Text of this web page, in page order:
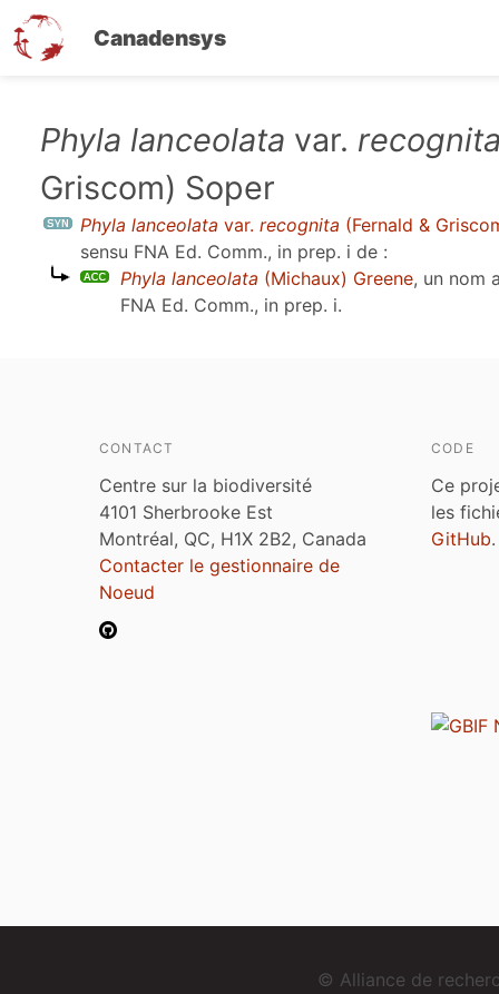
Canadensys
contenu
Phyla lanceolata var.
Griscom) Soper
Phyla lanceolata var. recognita (Fernald &
sensu FNA Ed. Comm., in prep. i de :
Phyla lanceolata (Michaux) Greene, un nom
FNA Ed. Comm., in prep. i.
CONTACT
Centre sur la biodiversité
4101 Sherbrooke Est
Montréal, QC, H1X 2B2, Canada
Contacter le gestionnaire de
Noeud
CODE
Ce
les
GitHub.
© Alliance de